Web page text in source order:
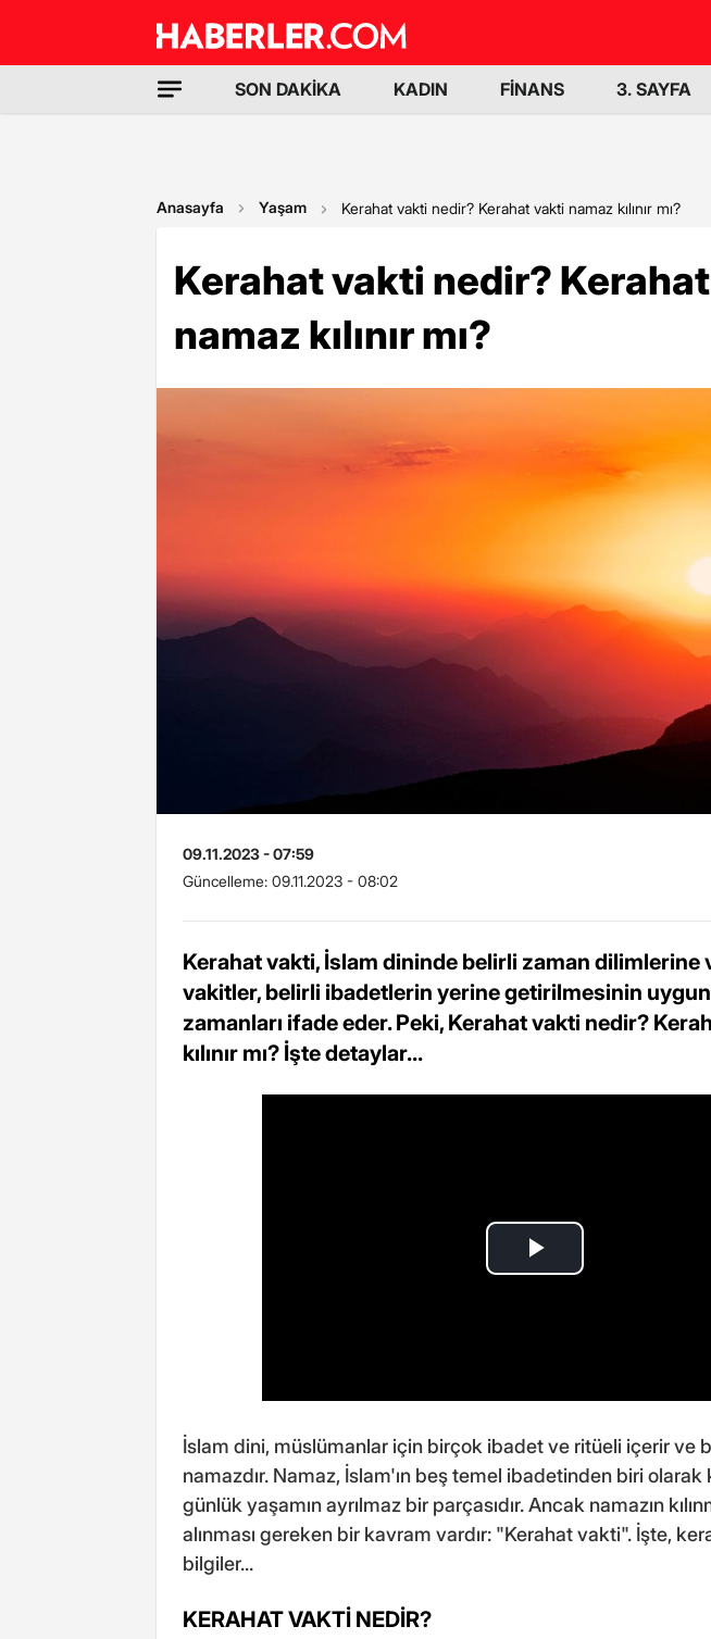
SON DAKİKA KADIN FİNANS 3. SAYFA
Anasayfa Yaşam Kerahat vakti nedir? Kerahat vakti namaz kılınır mı?
Kerahat vakti nedir?
namaz kılınır mı?
09.11.2023 - 07:59
Güncelleme: 09.11.2023 - 08:02
Kerahat vakti, İslam dininde belirli zaman dilimlerine
vakitler, belirli ibadetlerin yerine getirilmesinin uygun
zamanları ifade eder. Peki, Kerahat vakti nedir?
kılınır mı? İşte detaylar...
İslam dini, müslümanlar için birçok ibadet ve ritüeli içerir ve
namazdır. Namaz, İslam'ın beş temel ibadetinden biri
günlük yaşamın ayrılmaz bir parçasıdır. Ancak namazın
alınması gereken bir kavram vardır: "Kerahat vakti". İşte,
bilgiler...
KERAHAT VAKTİ NEDİR?